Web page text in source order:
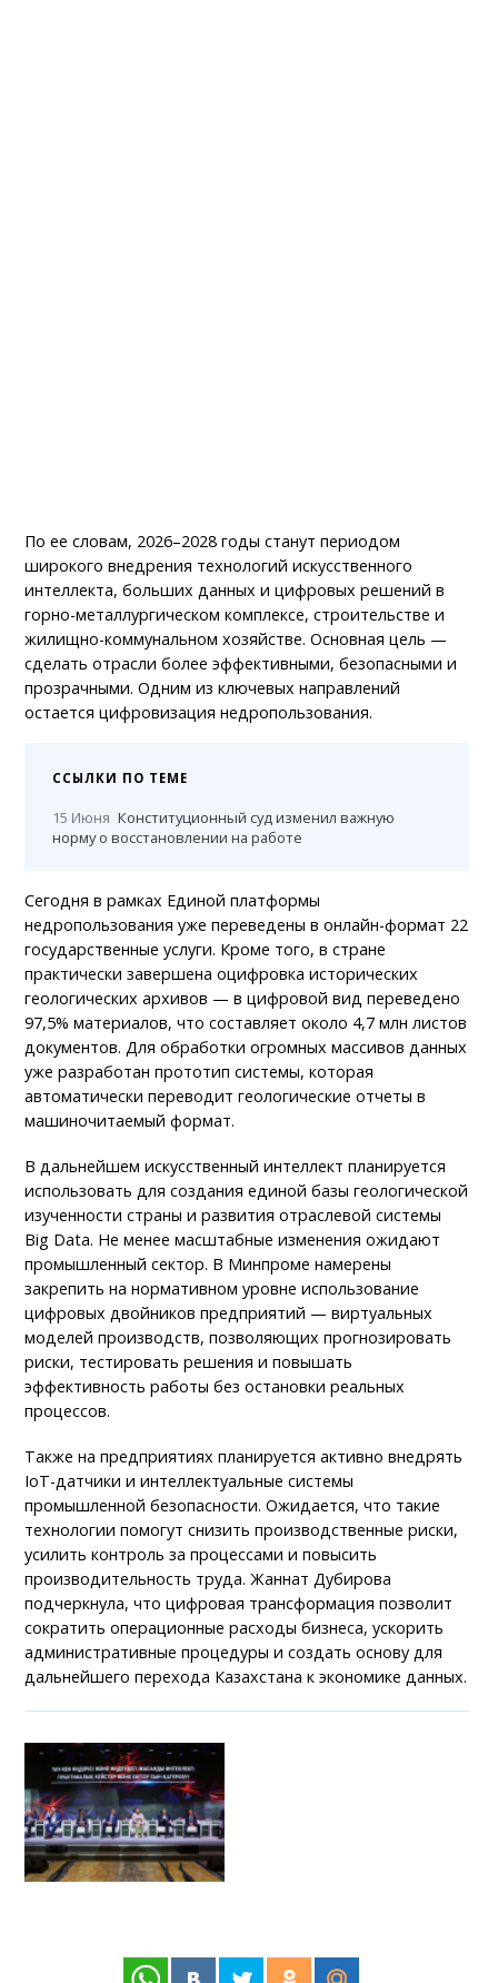
По ее словам, 2026–2028 годы станут периодом
широкого внедрения технологий искусственного
интеллекта, больших данных и цифровых решений в
горно-металлургическом комплексе, строительстве и
жилищно-коммунальном хозяйстве. Основная цель —
сделать отрасли более эффективными, безопасными и
прозрачными. Одним из ключевых направлений
остается цифровизация недропользования.
ССЫЛКИ ПО ТЕМЕ
15 Июня Конституционный суд изменил важную
норму о восстановлении на работе
Сегодня в рамках Единой платформы
недропользования уже переведены в онлайн-формат 22
государственные услуги. Кроме того, в стране
практически завершена оцифровка исторических
геологических архивов — в цифровой вид переведено
97,5% материалов, что составляет около 4,7 млн листов
документов. Для обработки огромных массивов данных
уже разработан прототип системы, которая
автоматически переводит геологические отчеты в
машиночитаемый формат.
В дальнейшем искусственный интеллект планируется
использовать для создания единой базы геологической
изученности страны и развития отраслевой системы
Big Data. Не менее масштабные изменения ожидают
промышленный сектор. В Минпроме намерены
закрепить на нормативном уровне использование
цифровых двойников предприятий — виртуальных
моделей производств, позволяющих прогнозировать
риски, тестировать решения и повышать
эффективность работы без остановки реальных
процессов.
Также на предприятиях планируется активно внедрять
IoT-датчики и интеллектуальные системы
промышленной безопасности. Ожидается, что такие
технологии помогут снизить производственные риски,
усилить контроль за процессами и повысить
производительность труда. Жаннат Дубирова
подчеркнула, что цифровая трансформация позволит
сократить операционные расходы бизнеса, ускорить
административные процедуры и создать основу для
дальнейшего перехода Казахстана к экономике данных.